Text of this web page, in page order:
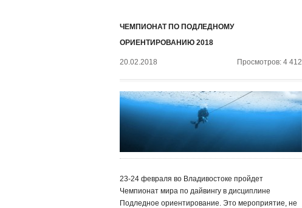
ЧЕМПИОНАТ ПО ПОДЛЕДНОМУ
ОРИЕНТИРОВАНИЮ 2018
20.02.2018 Просмотров: 4 412
23-24 февраля во Владивостоке пройдет
Чемпионат мира по дайвингу в дисциплине
Подледное ориентирование. Это мероприятие, не